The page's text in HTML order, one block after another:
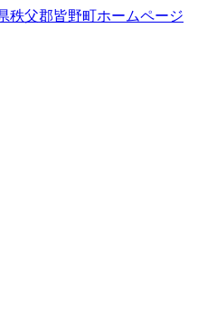
秩父郡皆野町ホームページ